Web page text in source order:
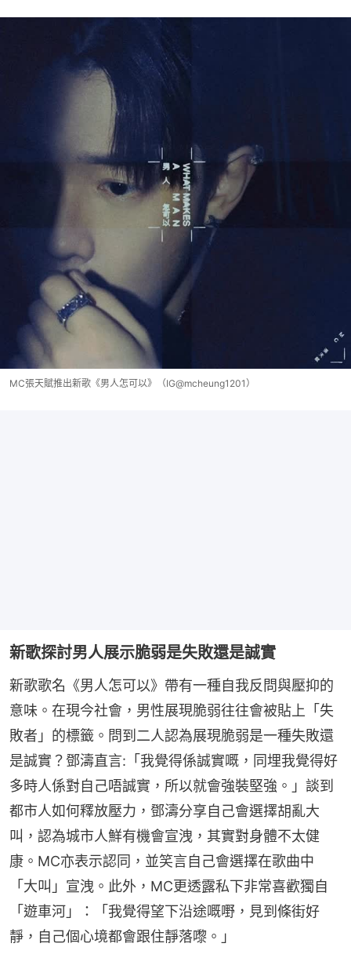
MC張天賦推出新歌《男人怎可以》（IG@mcheung1201）
新歌探討男人展示脆弱是失敗還是誠實
新歌歌名《男人怎可以》帶有一種自我反問與壓抑的
意味。在現今社會，男性展現脆弱往往會被貼上「失
敗者」的標籤。問到二人認為展現脆弱是一種失敗還
是誠實？鄧濤直言:「我覺得係誠實嘅，同埋我覺得好
多時人係對自己唔誠實，所以就會強裝堅強。」談到
都市人如何釋放壓力，鄧濤分享自己會選擇胡亂大
叫，認為城市人鮮有機會宣洩，其實對身體不太健
康。MC亦表示認同，並笑言自己會選擇在歌曲中
「大叫」宣洩。此外，MC更透露私下非常喜歡獨自
「遊車河」：「我覺得望下沿途嘅嘢，見到條街好
靜，自己個心境都會跟住靜落嚟。」